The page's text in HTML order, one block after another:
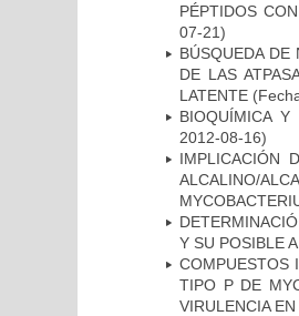
PÉPTIDOS
07-21)
BÚSQUEDA DE
DE LAS
LATENTE
BIOQUÍMICA Y
2012-08-16)
IMPLICACIÓN
ALCALINO/
Y SU POSIBLE
COMPUESTOS
TIPO P DE
VIRULENCIA